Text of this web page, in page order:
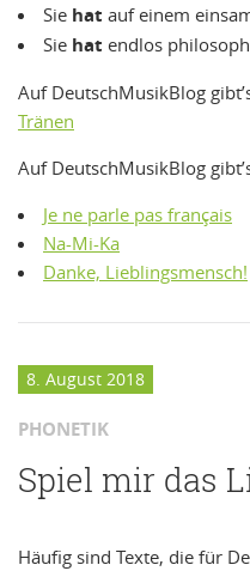
Sie hat auf einem
Sie hat endlos
Auf DeutschMusikBlog
Tränen
Auf DeutschMusikBlog
Je ne parle pas français
Na-Mi-Ka
Danke, Lieblingsmensch!
8. August 2018
PHONETIK
Spiel mir das
Häufig sind Texte, die für